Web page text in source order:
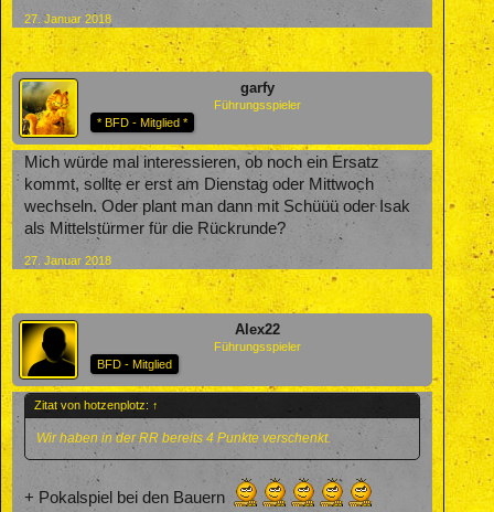
27. Januar 2018
garfy
Führungsspieler
* BFD - Mitglied *
Mich würde mal interessieren, ob noch ein Ersatz
kommt, sollte er erst am Dienstag oder Mittwoch
wechseln. Oder plant man dann mit Schüüü oder Isak
als Mittelstürmer für die Rückrunde?
27. Januar 2018
Alex22
Führungsspieler
BFD - Mitglied
Zitat von hotzenplotz: ↑
Wir haben in der RR bereits 4 Punkte verschenkt.
+ Pokalspiel bei den Bauern